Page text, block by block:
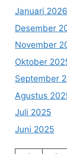
Januari 2026
Desember
November
Oktober
September
Agustus
Juli 2025
Juni 2025